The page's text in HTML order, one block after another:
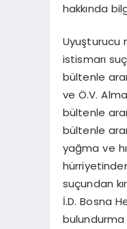
hakkında
Uyuşturucu
istismarı
bültenle
ve Ö.V.
bültenle
bültenle
yağma ve
suçundan
İ.D. Bosna
bulundurma